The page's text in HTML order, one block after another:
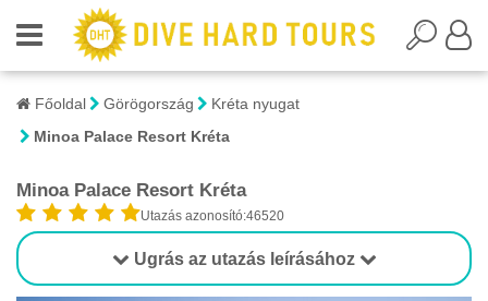
Főoldal Görögország
Kréta nyugat
Minoa Palace Resort Kréta
Minoa Palace Resort Kréta
Utazás azonosító:46520
Ugrás az utazás leírásához